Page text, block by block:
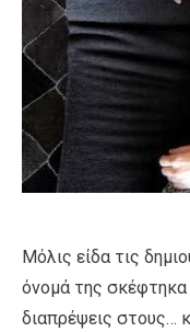
Μόλις είδα τις
όνομά της
διαπρέψεις στους…